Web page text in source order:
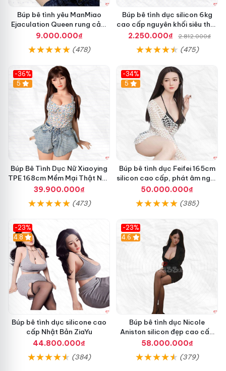
Búp bê tình yêu ManMiao
Ejaculation Queen rung cảm
biến sưởi ấm phun nước thông
9.000.000₫
(478)
Búp bê tình dục silicon 6kg
cao cấp nguyên khối siêu thật
giá tốt
2.250.000₫ 2.812.000₫
(475)
-36%
Hot
5
Búp Bê Tình Dục Nữ Xiaoying
TPE 168cm Mềm Mại Thật Như
Người Chơi
39.900.000₫
(473)
-34%
5
Búp bê tình dục Feifei 165cm
silicon cao cấp, phát âm ngọt
ngào, chân thực
50.000.000₫
(385)
-23%
4.8
Búp bê tình dục silicone cao
cấp Nhật Bản ZiaYu
44.800.000₫
(384)
-23%
4.6
Búp bê tình dục Nicole
Aniston silicon đẹp cao cấp
giá tốt
58.000.000₫
(379)